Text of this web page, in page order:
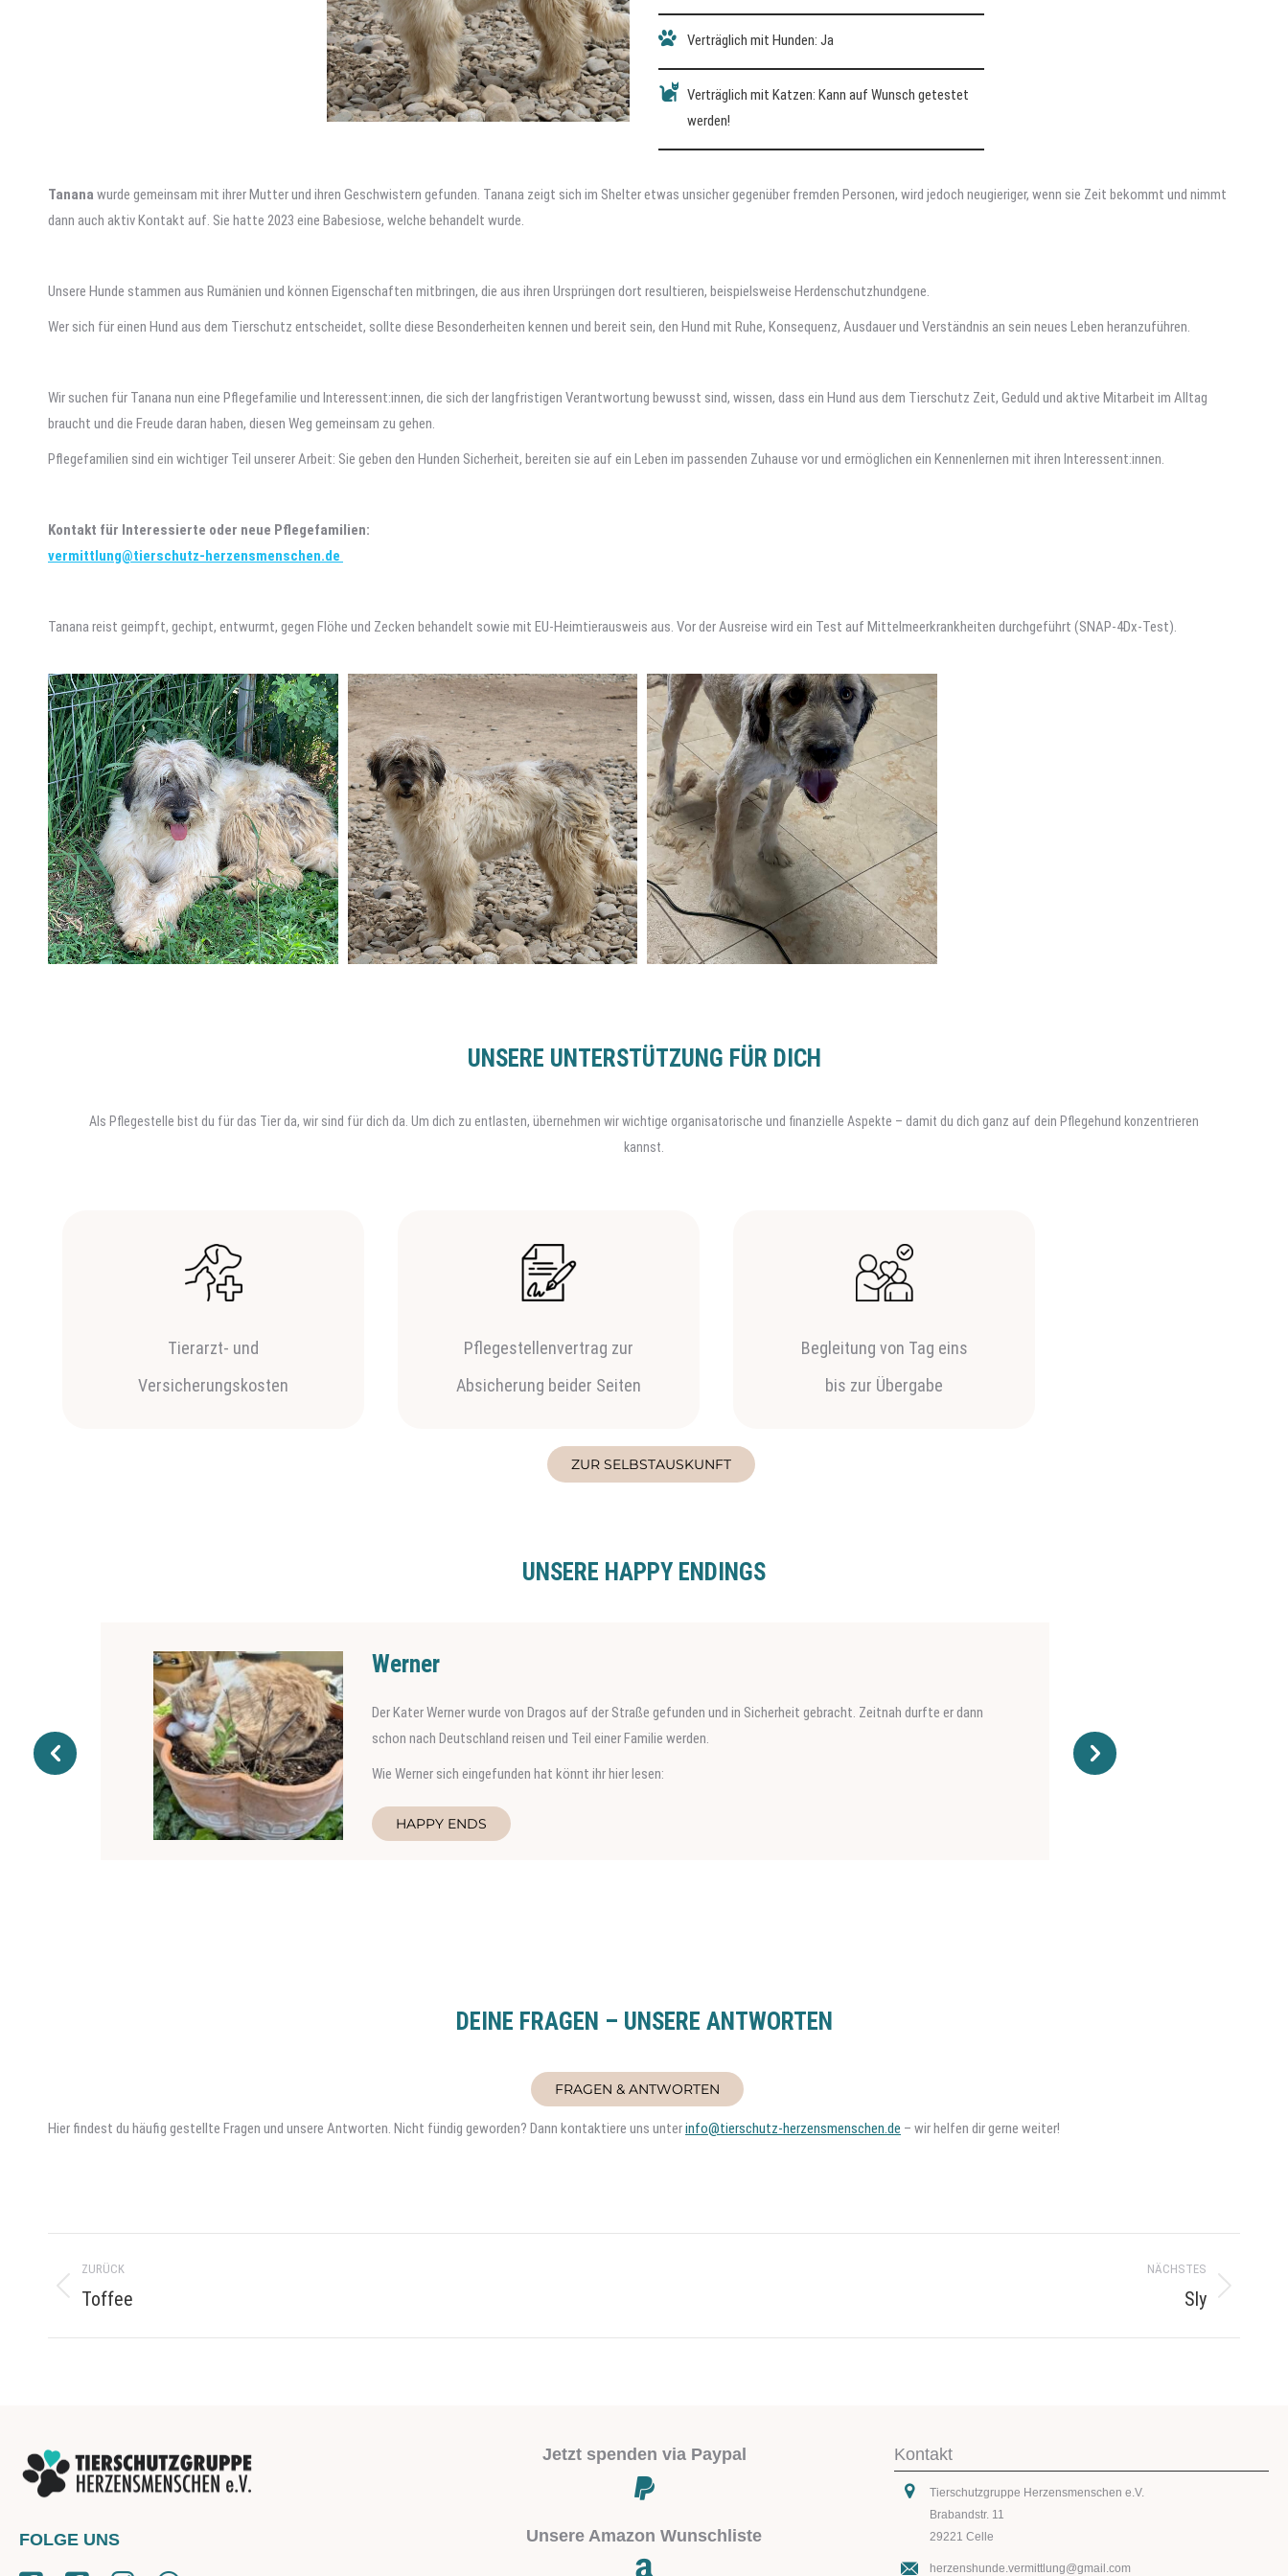
Verträglich mit Hunden: Ja
Verträglich mit Katzen: Kann auf Wunsch getestet
werden!
Tanana wurde gemeinsam mit ihrer Mutter und ihren Geschwistern gefunden. Tanana zeigt sich im Shelter etwas unsicher gegenüber fremden Personen, wird jedoch neugieriger, wenn sie Zeit bekommt und nimmt
dann auch aktiv Kontakt auf. Sie hatte 2023 eine Babesiose, welche behandelt wurde.
Unsere Hunde stammen aus Rumänien und können Eigenschaften mitbringen, die aus ihren Ursprüngen dort resultieren, beispielsweise Herdenschutzhundgene.
Wer sich für einen Hund aus dem Tierschutz entscheidet, sollte diese Besonderheiten kennen und bereit sein, den Hund mit Ruhe, Konsequenz, Ausdauer und Verständnis an sein neues Leben heranzuführen.
Wir suchen für Tanana nun eine Pflegefamilie und Interessent:innen, die sich der langfristigen Verantwortung bewusst sind, wissen, dass ein Hund aus dem Tierschutz Zeit, Geduld und aktive Mitarbeit im Alltag
braucht und die Freude daran haben, diesen Weg gemeinsam zu gehen.
Pflegefamilien sind ein wichtiger Teil unserer Arbeit: Sie geben den Hunden Sicherheit, bereiten sie auf ein Leben im passenden Zuhause vor und ermöglichen ein Kennenlernen mit ihren Interessent:innen.
Kontakt für Interessierte oder neue Pflegefamilien:
vermittlung@tierschutz-herzensmenschen.de
Tanana reist geimpft, gechipt, entwurmt, gegen Flöhe und Zecken behandelt sowie mit EU-Heimtierausweis aus. Vor der Ausreise wird ein Test auf Mittelmeerkrankheiten durchgeführt (SNAP-4Dx-Test).
UNSERE UNTERSTÜTZUNG FÜR DICH
Als Pflegestelle bist du für das Tier da, wir sind für dich da. Um dich zu entlasten, übernehmen wir wichtige organisatorische und finanzielle Aspekte – damit du dich ganz auf dein Pflegehund konzentrieren
kannst.
Tierarzt- und
Versicherungskosten
Pflegestellenvertrag zur
Absicherung beider Seiten
Begleitung von Tag eins
bis zur Übergabe
ZUR SELBSTAUSKUNFT
UNSERE HAPPY ENDINGS
Werner
Der Kater Werner wurde von Dragos auf der Straße gefunden und in Sicherheit gebracht. Zeitnah durfte er dann
schon nach Deutschland reisen und Teil einer Familie werden.
Wie Werner sich eingefunden hat könnt ihr hier lesen:
HAPPY ENDS
DEINE FRAGEN – UNSERE ANTWORTEN
FRAGEN & ANTWORTEN
Hier findest du häufig gestellte Fragen und unsere Antworten. Nicht fündig geworden? Dann kontaktiere uns unterinfo@tierschutz-herzensmenschen.de – wir helfen dir gerne weiter!
Project
navigation
ZURÜCK
Previous
Toffee
NÄCHSTES
Sly
FOLGE UNS
Jetzt spenden via Paypal
Unsere Amazon Wunschliste
Kontakt
Tierschutzgruppe Herzensmenschen e.V.
Brabandstr. 11
29221 Celle
herzenshunde.vermittlung@gmail.com